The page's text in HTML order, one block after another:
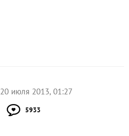
20 июля 2013, 01:27
5933